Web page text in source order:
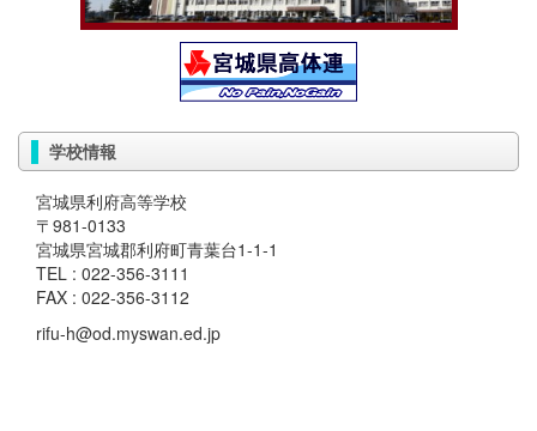
学校情報
宮城県利府高等学校
〒981-0133
宮城県宮城郡利府町青葉台1-1-1
TEL : 022-356-3111
FAX : 022-356-3112
rifu-h@od.myswan.ed.jp